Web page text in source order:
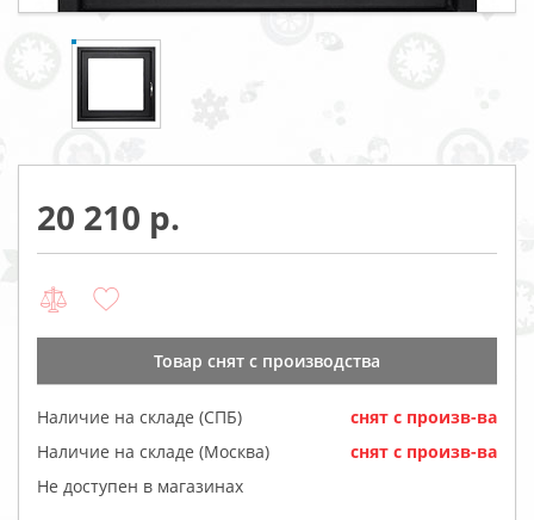
20 210
Товар cнят с производства
Наличие на складе (СПБ)
cнят с произв-ва
Наличие на складе (Москва)
cнят с произв-ва
Не доступен в магазинах